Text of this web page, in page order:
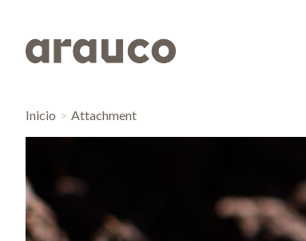
Inicio Attachment